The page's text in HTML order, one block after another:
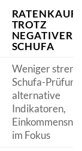
RATENKAUF
TROTZ
NEGATIVER
SCHUFA
Weniger
Schufa-
alternative
Indikatoren,
im Fokus